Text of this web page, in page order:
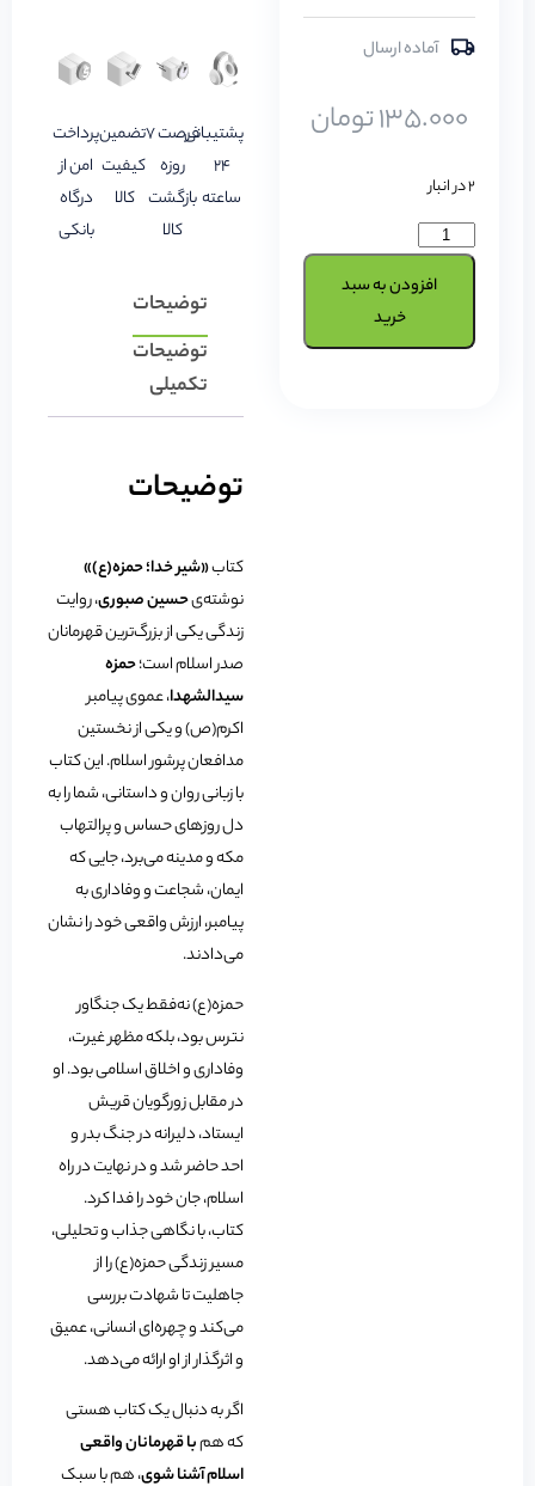
آماده ارسال
135.000تومان
2 در انبار
افزودن به سبد
خرید
پشتیبانی
24
ساعته
فرصت 7
روزه
بازگشت
کالا
تضمین
کیفیت
کالا
پرداخت
امن از
درگاه
بانکی
توضیحات
توضیحات
تکمیلی
توضیحات
کتاب«شیر خدا؛ حمزه(ع)»
نوشته‌یحسین صبوری، روایت
زندگی یکی از بزرگ‌ترین قهرمانان
صدر اسلام است؛حمزه
سیدالشهدا، عموی پیامبر
اکرم(ص) و یکی از نخستین
مدافعان پرشور اسلام. این کتاب
با زبانی روان و داستانی، شما را به
دل روزهای حساس و پرالتهاب
مکه و مدینه می‌برد، جایی که
ایمان، شجاعت و وفاداری به
پیامبر، ارزش واقعی خود را نشان
می‌دادند.
حمزه(ع) نه‌فقط یک جنگاور
نترس بود، بلکه مظهر غیرت،
وفاداری و اخلاق اسلامی بود. او
در مقابل زورگویان قریش
ایستاد، دلیرانه در جنگ بدر و
احد حاضر شد و در نهایت در راه
اسلام، جان خود را فدا کرد.
کتاب، با نگاهی جذاب و تحلیلی،
مسیر زندگی حمزه(ع) را از
جاهلیت تا شهادت بررسی
می‌کند و چهره‌ای انسانی، عمیق
و اثرگذار از او ارائه می‌دهد.
اگر به دنبال یک کتاب هستی
که همبا قهرمانان واقعی
اسلام آشنا شوی، هم با سبک